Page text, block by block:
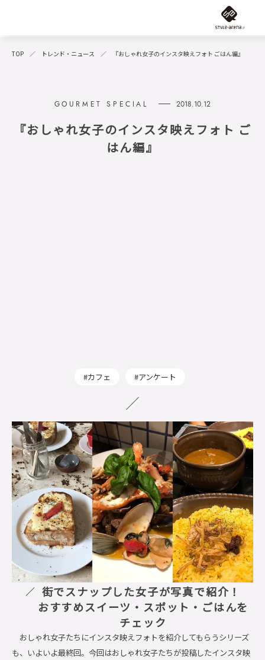
TOP トレンド・ニュース 『おしゃれ女子のインスタ映えフォト ごはん編』
2018.10.12
『おしゃれ女子のインスタ映えフォト ご
はん編』
カフェ アンケート
街でスナップした女子が写真で紹介！
おすすめスイーツ・スポット・ごはんを
チェック
おしゃれ女子たちにインスタ映えフォトを紹介してもらうシリーズ
も、いよいよ最終回。今回はおしゃれ女子たちが投稿したインスタ映